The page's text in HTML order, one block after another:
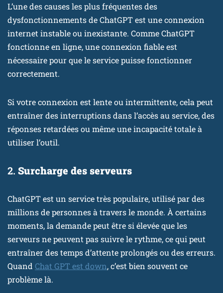
L’une des causes les plus fréquentes des
dysfonctionnements de ChatGPT est une connexion
internet instable ou inexistante. Comme ChatGPT
fonctionne en ligne, une connexion fiable est
nécessaire pour que le service puisse fonctionner
correctement.
Si votre connexion est lente ou intermittente, cela peut
entraîner des interruptions dans l’accès au service, des
réponses retardées ou même une incapacité totale à
utiliser l’outil.
2. Surcharge des serveurs
ChatGPT est un service très populaire, utilisé par des
millions de personnes à travers le monde. À certains
moments, la demande peut être si élevée que les
serveurs ne peuvent pas suivre le rythme, ce qui peut
entraîner des temps d’attente prolongés ou des erreurs.
Quand Chat GPT est down, c’est bien souvent ce
problème là.